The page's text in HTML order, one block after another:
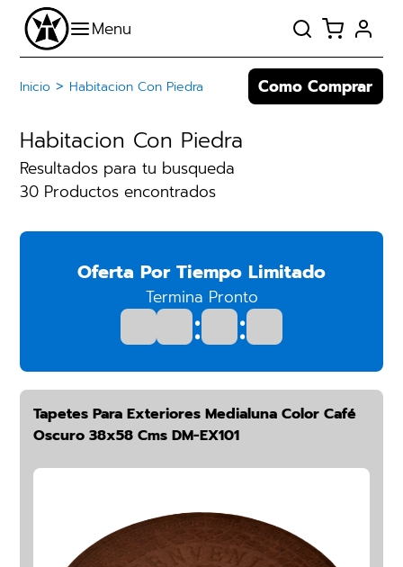
Inicio > Habitacion Con Piedra Como Comprar
Habitacion Con Piedra
Resultados para tu busqueda
30 Productos encontrados
Oferta Por Tiempo Limitado
Termina Pronto
: :
Tapetes Para Exteriores Medialuna Color Café
Oscuro 38x58 Cms DM-EX101